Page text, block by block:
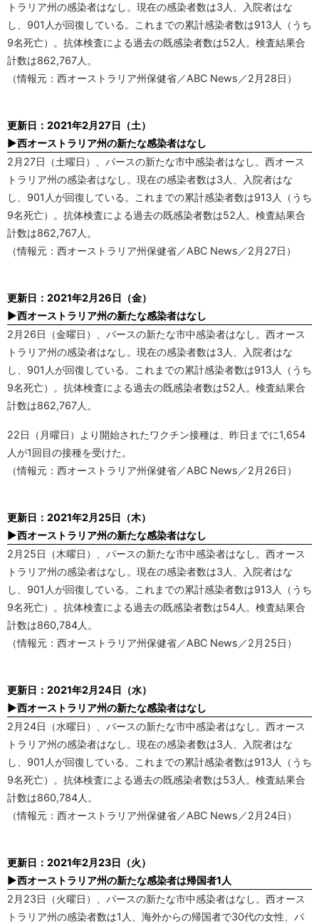
トラリア州の感染者はなし。現在の感染者数は3人、入院者はな
し、901人が回復している。これまでの累計感染者数は913人（うち
9名死亡）。抗体検査による過去の既感染者数は52人。検査結果合
計数は862,767人。
（情報元：西オーストラリア州保健省／ABC News／2月28日）
更新日：2021年2月27日（土）
▶西オーストラリア州の新たな感染者はなし
2月27日（土曜日）、パースの新たな市中感染者はなし。西オース
トラリア州の感染者はなし。現在の感染者数は3人、入院者はな
し、901人が回復している。これまでの累計感染者数は913人（うち
9名死亡）。抗体検査による過去の既感染者数は52人。検査結果合
計数は862,767人。
（情報元：西オーストラリア州保健省／ABC News／2月27日）
更新日：2021年2月26日（金）
▶西オーストラリア州の新たな感染者はなし
2月26日（金曜日）、パースの新たな市中感染者はなし。西オース
トラリア州の感染者はなし。現在の感染者数は3人、入院者はな
し、901人が回復している。これまでの累計感染者数は913人（うち
9名死亡）。抗体検査による過去の既感染者数は52人。検査結果合
計数は862,767人。
22日（月曜日）より開始されたワクチン接種は、昨日までに1,654
人が1回目の接種を受けた。
（情報元：西オーストラリア州保健省／ABC News／2月26日）
更新日：2021年2月25日（木）
▶西オーストラリア州の新たな感染者はなし
2月25日（木曜日）、パースの新たな市中感染者はなし。西オース
トラリア州の感染者はなし。現在の感染者数は3人、入院者はな
し、901人が回復している。これまでの累計感染者数は913人（うち
9名死亡）。抗体検査による過去の既感染者数は54人。検査結果合
計数は860,784人。
（情報元：西オーストラリア州保健省／ABC News／2月25日）
更新日：2021年2月24日（水）
▶西オーストラリア州の新たな感染者はなし
2月24日（水曜日）、パースの新たな市中感染者はなし。西オース
トラリア州の感染者はなし。現在の感染者数は3人、入院者はな
し、901人が回復している。これまでの累計感染者数は913人（うち
9名死亡）。抗体検査による過去の既感染者数は53人。検査結果合
計数は860,784人。
（情報元：西オーストラリア州保健省／ABC News／2月24日）
更新日：2021年2月23日（火）
▶西オーストラリア州の新たな感染者は帰国者1人
2月23日（火曜日）、パースの新たな市中感染者はなし。西オース
トラリア州の感染者数は1人、海外からの帰国者で30代の女性、パ